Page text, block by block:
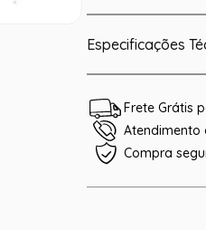
Especificações
Frete Grátis
Atendimento
Compra